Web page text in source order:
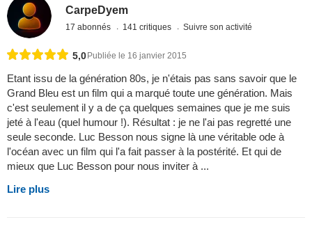
CarpeDyem
17 abonnés 141 critiques Suivre son activité
5,0 Publiée le 16 janvier 2015
Etant issu de la génération 80s, je n'étais pas sans savoir que le
Grand Bleu est un film qui a marqué toute une génération. Mais
c'est seulement il y a de ça quelques semaines que je me suis
jeté à l'eau (quel humour !). Résultat : je ne l'ai pas regretté une
seule seconde. Luc Besson nous signe là une véritable ode à
l'océan avec un film qui l'a fait passer à la postérité. Et qui de
mieux que Luc Besson pour nous inviter à ...
Lire plus